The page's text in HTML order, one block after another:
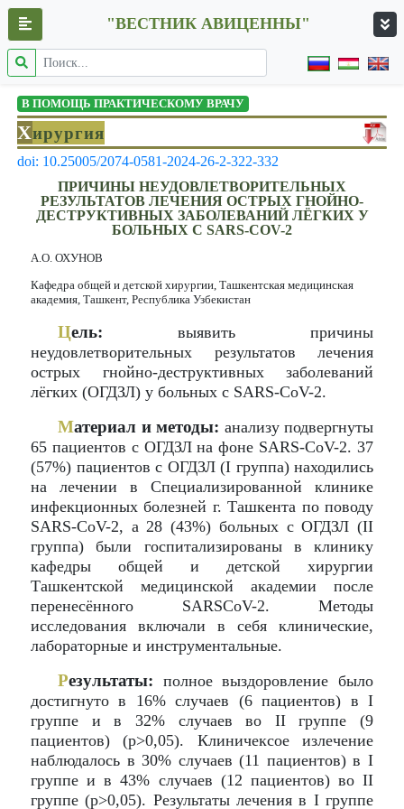
"ВЕСТНИК АВИЦЕННЫ"
В ПОМОЩЬ ПРАКТИЧЕСКОМУ ВРАЧУ
Хирургия
doi: 10.25005/2074-0581-2024-26-2-322-332
ПРИЧИНЫ НЕУДОВЛЕТВОРИТЕЛЬНЫХ
РЕЗУЛЬТАТОВ ЛЕЧЕНИЯ ОСТРЫХ ГНОЙНО-
ДЕСТРУКТИВНЫХ ЗАБОЛЕВАНИЙ ЛЁГКИХ У
БОЛЬНЫХ С SARS-COV-2
А.О. ОХУНОВ
Кафедра общей и детской хирургии, Ташкентская медицинская
академия, Ташкент, Республика Узбекистан
Цель: выявить причины
неудовлетворительных результатов лечения
острых гнойно-деструктивных заболеваний
лёгких (ОГДЗЛ) у больных с SARS-CoV-2.
Материал и методы: анализу подвергнуты
65 пациентов с ОГДЗЛ на фоне SARS-CoV-2. 37
(57%) пациентов с ОГДЗЛ (I группа) находились
на лечении в Специализированной клинике
инфекционных болезней г. Ташкента по поводу
SARS-CoV-2, а 28 (43%) больных с ОГДЗЛ (II
группа) были госпитализированы в клинику
кафедры общей и детской хирургии
Ташкентской медицинской академии после
перенесённого SARSCoV-2. Методы
исследования включали в себя клинические,
лабораторные и инструментальные.
Результаты: полное выздоровление было
достигнуто в 16% случаев (6 пациентов) в I
группе и в 32% случаев во II группе (9
пациентов) (p>0,05). Клиничексое излечение
наблюдалось в 30% случаев (11 пациентов) в I
группе и в 43% случаев (12 пациентов) во II
группе (p>0,05). Результаты лечения в I группе